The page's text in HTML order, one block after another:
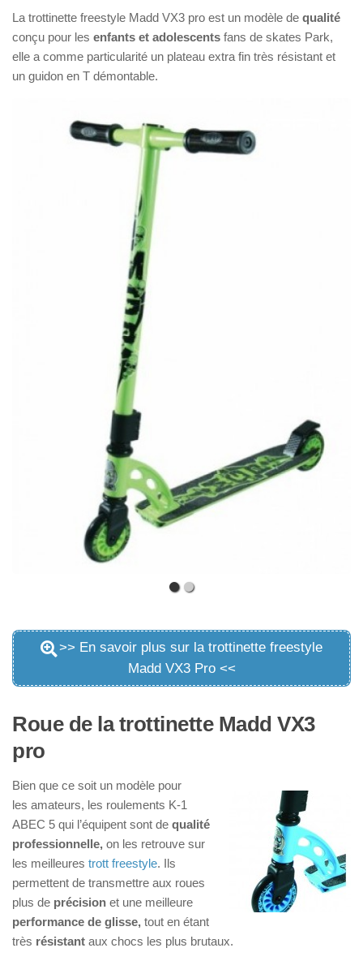
Pour enfant
Trottinettes électriques puissantes (65-100km/h)
Autres produits
Skateboards électrique
La trottinette freestyle Madd VX3 pro est un modèle de qualité
conçu pour les enfants et adolescents fans de skates Park,
elle a comme particularité un plateau extra fin très résistant et
un guidon en T démontable.
>> En savoir plus sur la trottinette freestyle
Madd VX3 Pro <<
Roue de la trottinette Madd VX3
pro
Bien que ce soit un modèle pour
les amateurs, les roulements K-1
ABEC 5 qui l’équipent sont de qualité
professionnelle, on les retrouve sur
les meilleures trott freestyle. Ils
permettent de transmettre aux roues
plus de précision et une meilleure
performance de glisse, tout en étant
très résistant aux chocs les plus brutaux.